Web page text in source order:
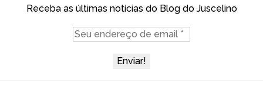
Receba as últimas notícias do Blog do Juscelino